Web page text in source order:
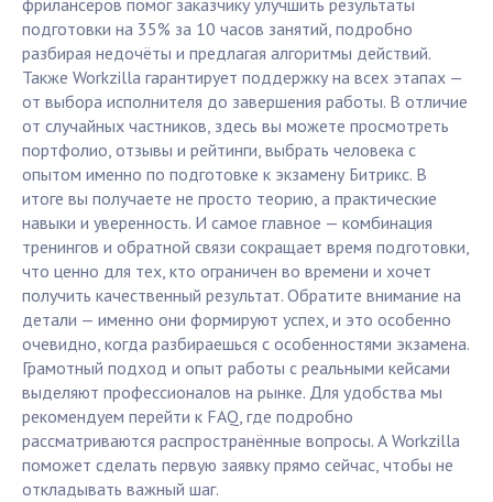
фрилансеров помог заказчику улучшить результаты
подготовки на 35% за 10 часов занятий, подробно
разбирая недочёты и предлагая алгоритмы действий.
Также Workzilla гарантирует поддержку на всех этапах —
от выбора исполнителя до завершения работы. В отличие
от случайных частников, здесь вы можете просмотреть
портфолио, отзывы и рейтинги, выбрать человека с
опытом именно по подготовке к экзамену Битрикс. В
итоге вы получаете не просто теорию, а практические
навыки и уверенность. И самое главное — комбинация
тренингов и обратной связи сокращает время подготовки,
что ценно для тех, кто ограничен во времени и хочет
получить качественный результат. Обратите внимание на
детали — именно они формируют успех, и это особенно
очевидно, когда разбираешься с особенностями экзамена.
Грамотный подход и опыт работы с реальными кейсами
выделяют профессионалов на рынке. Для удобства мы
рекомендуем перейти к FAQ, где подробно
рассматриваются распространённые вопросы. А Workzilla
поможет сделать первую заявку прямо сейчас, чтобы не
откладывать важный шаг.